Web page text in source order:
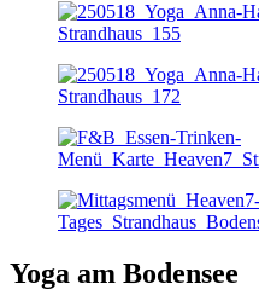
Yoga am Bodensee